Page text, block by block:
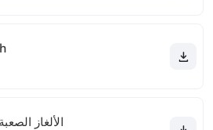
Flashback: الألغاز الصعبة